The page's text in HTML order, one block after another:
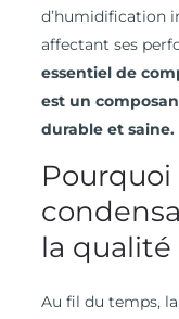
d’humidification
affectant ses
essentiel de
est un
durable et saine.
Pourquoi
la qualité
Au fil du temps,